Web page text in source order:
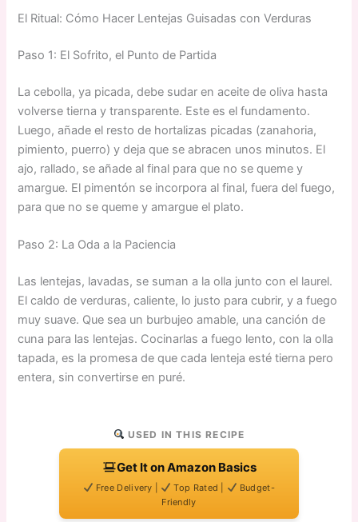
El Ritual: Cómo Hacer Lentejas Guisadas con Verduras
Paso 1: El Sofrito, el Punto de Partida
La cebolla, ya picada, debe sudar en aceite de oliva hasta
volverse tierna y transparente. Este es el fundamento.
Luego, añade el resto de hortalizas picadas (zanahoria,
pimiento, puerro) y deja que se abracen unos minutos. El
ajo, rallado, se añade al final para que no se queme y
amargue. El pimentón se incorpora al final, fuera del fuego,
para que no se queme y amargue el plato.
Paso 2: La Oda a la Paciencia
Las lentejas, lavadas, se suman a la olla junto con el laurel.
El caldo de verduras, caliente, lo justo para cubrir, y a fuego
muy suave. Que sea un burbujeo amable, una canción de
cuna para las lentejas. Cocinarlas a fuego lento, con la olla
tapada, es la promesa de que cada lenteja esté tierna pero
entera, sin convertirse en puré.
USED IN THIS RECIPE
Get It on Amazon Basics
Free Delivery | Top Rated |
Budget-
Friendly